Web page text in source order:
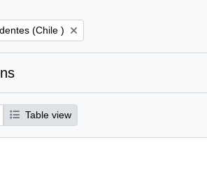
filter:(Chile )
Table view